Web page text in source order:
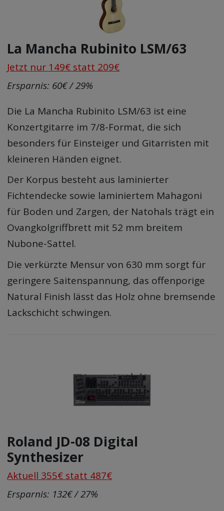
La Mancha Rubinito LSM/63
Jetzt nur 149€ statt 209€
Ersparnis: 60€ / 29%
Die La Mancha Rubinito LSM/63 ist eine
Konzertgitarre im 7/8-Format, die sich
besonders für Einsteiger und Gitarristen mit
kleineren Händen eignet.
Der Korpus besteht aus laminierter
Fichtendecke sowie laminiertem Mahagoni
für Boden und Zargen, der Natohals trägt ein
Ovangkolgriffbrett mit 52 mm breitem
Nubone-Sattel.
Die verkürzte Mensur von 630 mm sorgt für
geringere Saitenspannung, das offenporige
Natural Finish lässt das Holz ohne bremsende
Lackschicht schwingen.
Roland JD-08 Digital
Synthesizer
Aktuell 355€ statt 487€
Ersparnis: 132€ / 27%